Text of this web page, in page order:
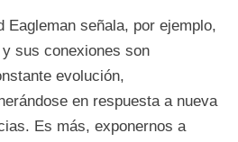
Eagleman señala, por ejemplo,
sus conexiones son
evolución,
en respuesta a nueva
Es más, exponernos a